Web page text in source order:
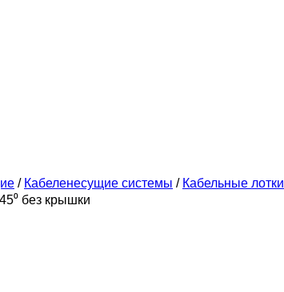
/ Кабеленесущие системы / Кабельные лотки
без крышки